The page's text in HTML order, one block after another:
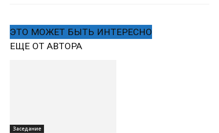
ЭТО МОЖЕТ БЫТЬ ИНТЕРЕСНО
ЕЩЕ ОТ АВТОРА
Заседание